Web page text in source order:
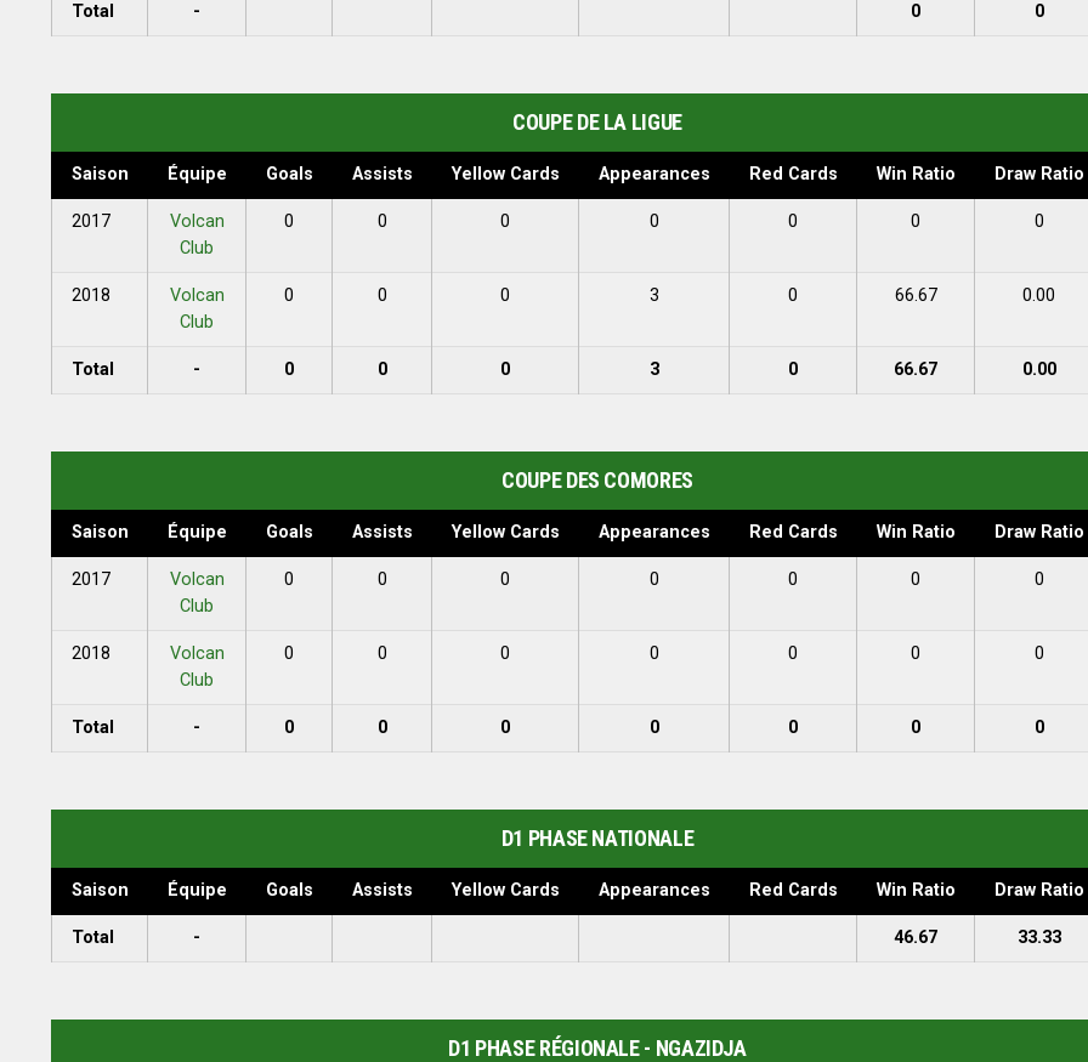
Total - 0 0
COUPE DE LA LIGUE
Saison Équipe Goals Assists Yellow Cards Appearances Red Cards Win Ratio Draw Ratio
2017
Volcan
Club
0 0 0 0 0 0 0
2018
Volcan
Club
0 0 0 3 0 66.67 0.00
Total - 0 0 0 3 0 66.67 0.00
COUPE DES COMORES
Saison Équipe Goals Assists Yellow Cards Appearances Red Cards Win Ratio Draw Ratio
2017
Volcan
Club
0 0 0 0 0 0 0
2018
Volcan
Club
0 0 0 0 0 0 0
Total - 0 0 0 0 0 0 0
D1 PHASE NATIONALE
Saison Équipe Goals Assists Yellow Cards Appearances Red Cards Win Ratio Draw Ratio
Total - 46.67 33.33
D1 PHASE RÉGIONALE - NGAZIDJA